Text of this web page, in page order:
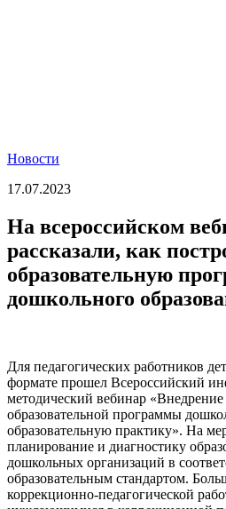
Новости
17.07.2023
На всероссийском
рассказали, как
образовательную
дошкольного
Для педагогических работников
формате прошел Всероссийский
методический вебинар «Внедрение
образовательной программы
образовательную практику». На
планирование и диагностику
дошкольных организаций в
образовательным стандартом.
коррекционно-педагогической